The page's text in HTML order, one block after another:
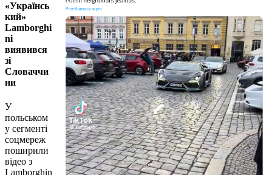
«Українсь
кий»
Lamborghi
ni
виявився
зі
Словаччи
ни
У
польськом
у сегменті
соцмереж
поширили
відео з
Lamborghin